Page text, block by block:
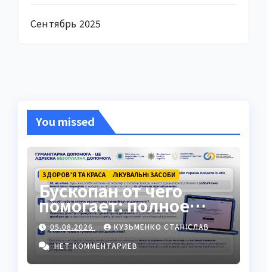
Сентябрь 2025
You missed
ЗДОРОВ’Я ТА КРАСА ЛІКУВАЛЬНІ ЗАСОБИ
Бускопан от чего
помогает: полное
руководство
05.08.2026
КУЗЬМЕНКО СТАНІСЛАВ
НЕТ КОММЕНТАРИЕВ